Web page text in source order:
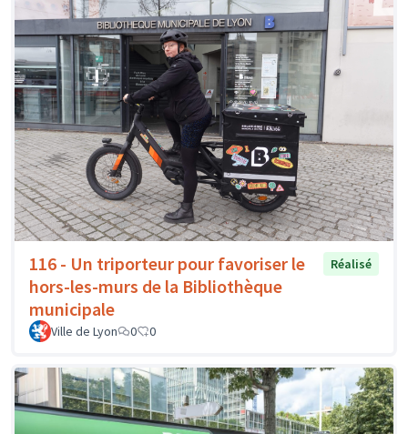
116 - Un triporteur pour favoriser le
hors-les-murs de la Bibliothèque
municipale
Réalisé
Ville de Lyon 0 0